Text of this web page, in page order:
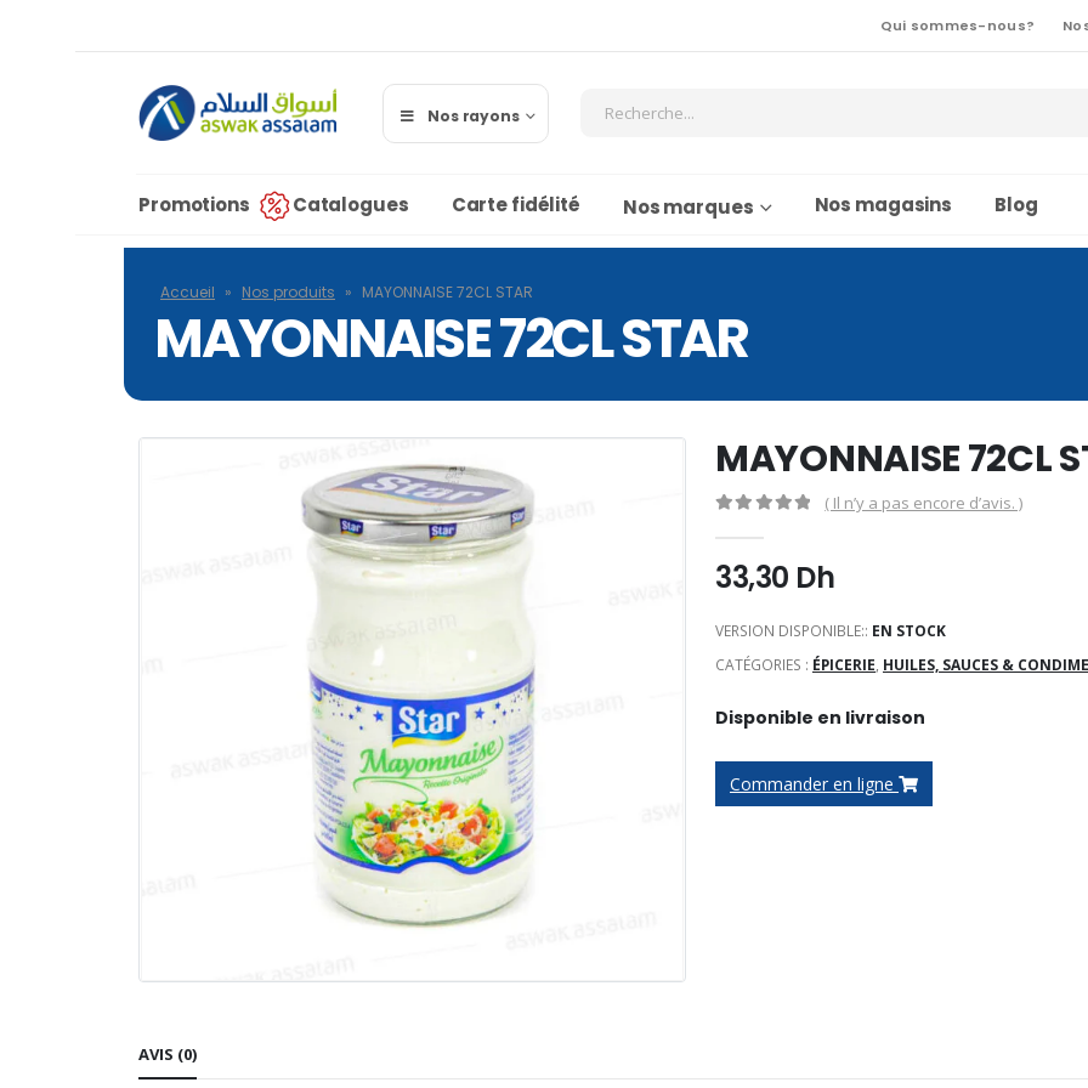
Qui sommes-nous?
Nos rayons
Promotions Catalogues Carte fidélité Nos marques Nos magasins Blog
Accueil » Nos produits » MAYONNAISE 72CL STAR
MAYONNAISE 72CL STAR
MAYONNAISE 72CL
( Il n’y a pas encore d’avis. )
33,30 Dh
VERSION DISPONIBLE:: EN STOCK
CATÉGORIES : ÉPICERIE, HUILES, SAUCES &
Disponible en livraison
Commander en ligne
AVIS (0)